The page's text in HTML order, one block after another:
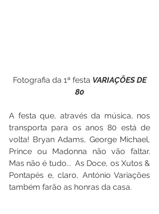
Fotografia da 1ª festa VARIAÇÕES DE
80
A festa que, através da música, nos
transporta para os anos 80 está de
volta! Bryan Adams, George Michael,
Prince ou Madonna não vão faltar.
Mas não é tudo...  As Doce, os Xutos &
Pontapés e, claro, António Variações
também farão as honras da casa.